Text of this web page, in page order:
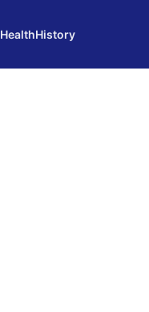
HealthHistory